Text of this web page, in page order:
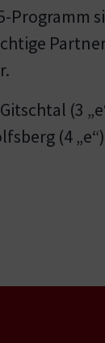
Programm
(3
(4